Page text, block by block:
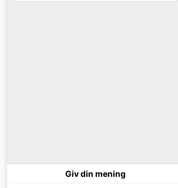
Giv din mening